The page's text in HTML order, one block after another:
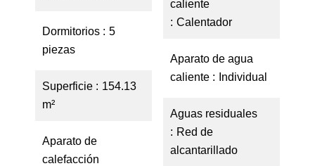
Dormitorios
5
piezas
Superficie
154.13
m²
Aparato de
calefacción
caliente
Calentador
Aparato de agua
caliente
Individual
Aguas residuales
Red de
alcantarillado